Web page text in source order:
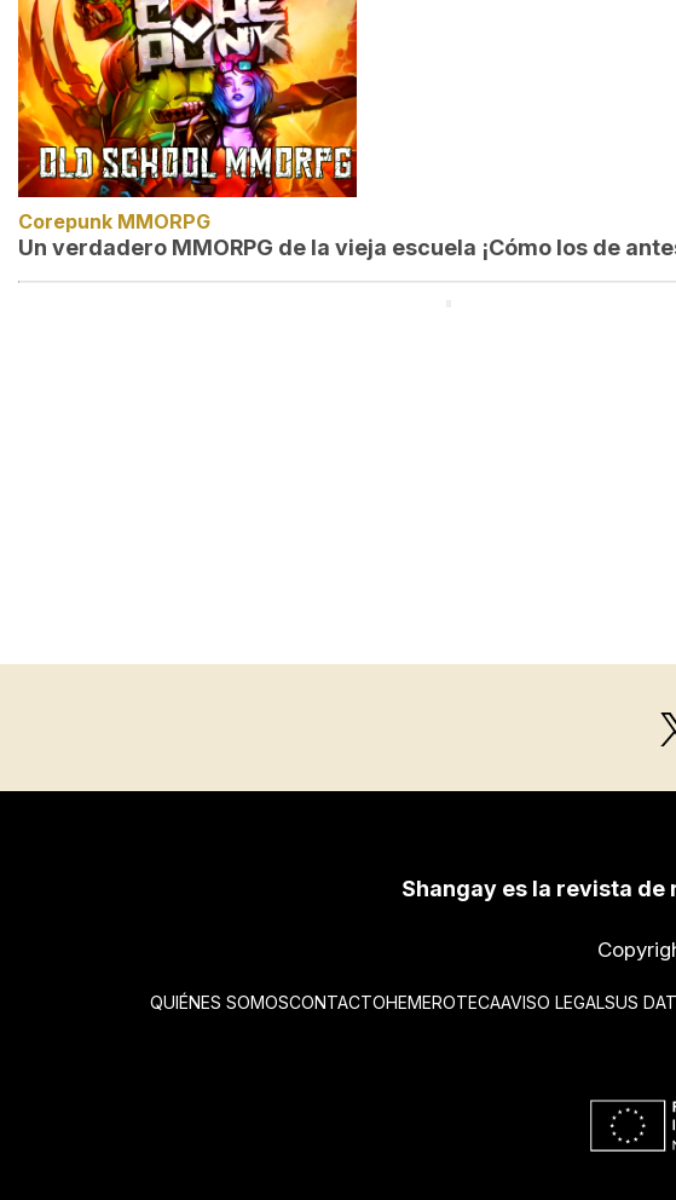
Corepunk MMORPG
Un verdadero MMORPG de la vieja escuela ¡Cómo los de
Shangay es la revista de
QUIÉNES SOMOSCONTACTOHEMEROTECAAVISO LEGALSUS